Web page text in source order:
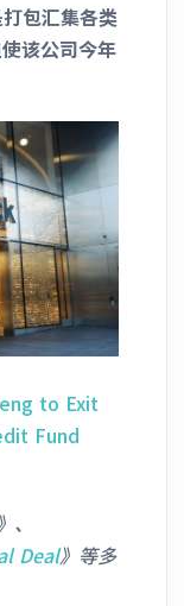
包汇集各类
该公司今年
to Exit
Fund
、
Deal》等多